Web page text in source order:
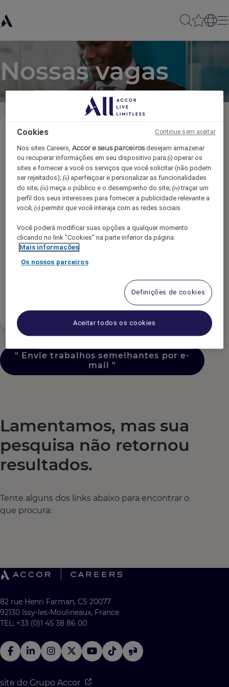
Nossas vagas
Áreas
Localizações
Marcas
Tipo de Contrato
Jornada de Trabalho
" Envie trabalhos semelhantes por e-
mail "
Lamentamos, mas sua
pesquisa não retornou
resultados.
Tente alguns dos links abaixo para encontrar o
que procura:
82 rue Henri Farman, CS 20077
92130 Issy-les-Moulineaux, France
TEL: +33 (0)1 45 38 86 00
site do Grupo Accor
Cookies
Nos sites Careers,Accor e seus parceirosdesejam armazenar
ou recuperar informações em seu dispositivo para:(i) operar os
sites e fornecer a você os serviços que você solicitar (não podem
ser rejeitados);(ii) aperfeiçoar e personalizar as funcionalidades
do site;(iii) meça o público e o desempenho do site;(iv)traçar um
perfil dos seus interesses para fornecer a publicidade relevante a
você;(v) permitir que você interaja com as redes sociais.
Você poderá modificar suas opções a qualquer momento
clicando no link "Cookies" na parte inferior da página.
Mais informações
Os nossos parceiros
Definições de cookies
Aceitar todos os cookies
Continue sem aceitar